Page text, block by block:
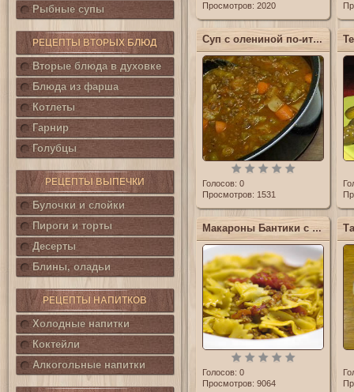
Рыбные супы
РЕЦЕПТЫ ВТОРЫХ БЛЮД
Вторые блюда в духовке
Блюда из фарша
Котлеты
Гарнир
Голубцы
РЕЦЕПТЫ ВЫПЕЧКИ
Булочки и слойки
Пироги и торты
Десерты
Блины, оладьи
РЕЦЕПТЫ НАПИТКОВ
Холодные напитки
Коктейли
Алкогольные напитки
Просмотров: 2020
Суп с олениной по-итальянски
Голосов: 0
Просмотров: 1531
Макароны Бантики с фаршем
Голосов: 0
Просмотров: 9064